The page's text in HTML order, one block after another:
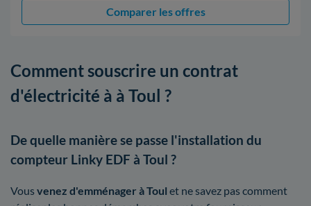
Comparer les offres
Comment souscrire un contrat
d'électricité à à Toul ?
De quelle manière se passe l'installation du
compteur Linky EDF à Toul ?
Vous venez d'emménager à Toul et ne savez pas comment